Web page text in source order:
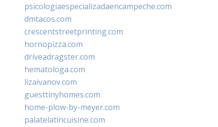
psicologiaespecializadaencampeche.com
dmtacos.com
crescentstreetprinting.com
hornopizza.com
driveadragster.com
hematologa.com
lizaivanov.com
guesttinyhomes.com
home-plow-by-meyer.com
palatelatincuisine.com